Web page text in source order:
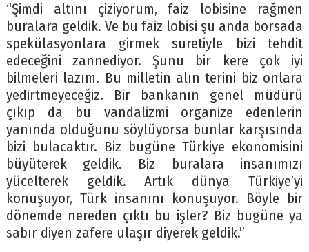
“Şimdi altını çiziyorum, faiz lobisine rağmen
buralara geldik. Ve bu faiz lobisi şu anda borsada
spekülasyonlara girmek suretiyle bizi tehdit
edeceğini zannediyor. Şunu bir kere çok iyi
bilmeleri lazım. Bu milletin alın terini biz onlara
yedirtmeyeceğiz. Bir bankanın genel müdürü
çıkıp da bu vandalizmi organize edenlerin
yanında olduğunu söylüyorsa bunlar karşısında
bizi bulacaktır. Biz bugüne Türkiye ekonomisini
büyüterek geldik. Biz buralara insanımızı
yücelterek geldik. Artık dünya Türkiye’yi
konuşuyor, Türk insanını konuşuyor. Böyle bir
dönemde nereden çıktı bu işler? Biz bugüne ya
sabır diyen zafere ulaşır diyerek geldik.”